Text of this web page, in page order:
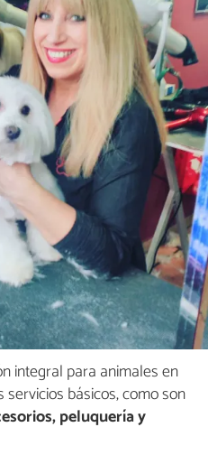
integral para animales en
básicos, como son
peluquería y